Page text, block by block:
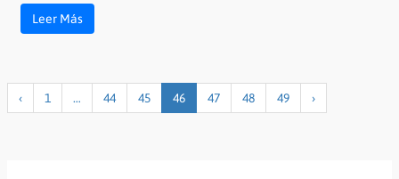
Leer Más
‹ 1 … 44 45 46 47 48 49 ›